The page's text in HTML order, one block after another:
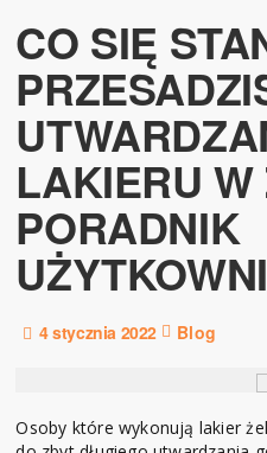
CO SIĘ
LAKIERU W
PORADNIK
4 stycznia 2022 Blog
Osoby które wykonują lakier